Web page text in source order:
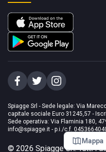
Mappa
Spiagge Srl - Sede legale: Via
capitale sociale Euro 31245,57 -
Sede operativa: Via Flaminia 180,
info@spiagge.it - p.i./c.f.
© 2026 Spiagge Srl. Tutti i